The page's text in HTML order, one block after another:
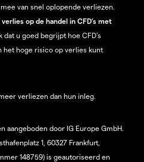
van snel oplopende verliezen.
op de handel in CFD’s met
dat u goed begrijpt hoe CFD's
het hoge risico op verlies kunt
verliezen dan hun inleg.
aangeboden door IG Europe GmbH.
1, 60327 Frankfurt,
148759) is geautoriseerd en